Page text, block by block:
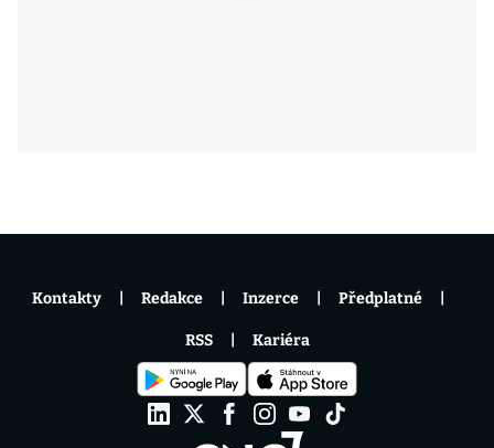
Kontakty Redakce Inzerce Předplatné
RSS Kariéra